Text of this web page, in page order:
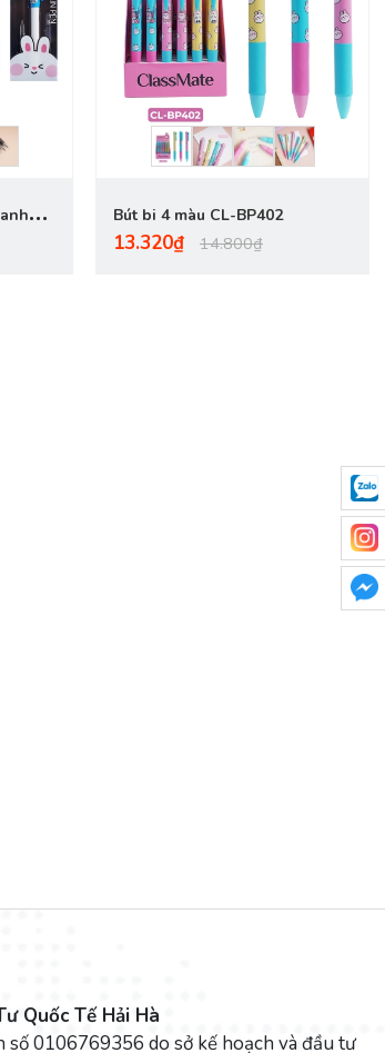
Bút bi 4 màu CL-BP402
13.320₫ 14.800₫
Quốc Tế Hải Hà
số 0106769356 do sở kế hoạch và đầu tư